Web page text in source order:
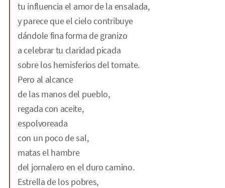
tu influencia el amor de la ensalada,
y parece que el cielo contribuye
dándole fina forma de granizo
a celebrar tu claridad picada
sobre los hemisferios del tomate.
Pero al alcance
de las manos del pueblo,
regada con aceite,
espolvoreada
con un poco de sal,
matas el hambre
del jornalero en el duro camino.
Estrella de los pobres,